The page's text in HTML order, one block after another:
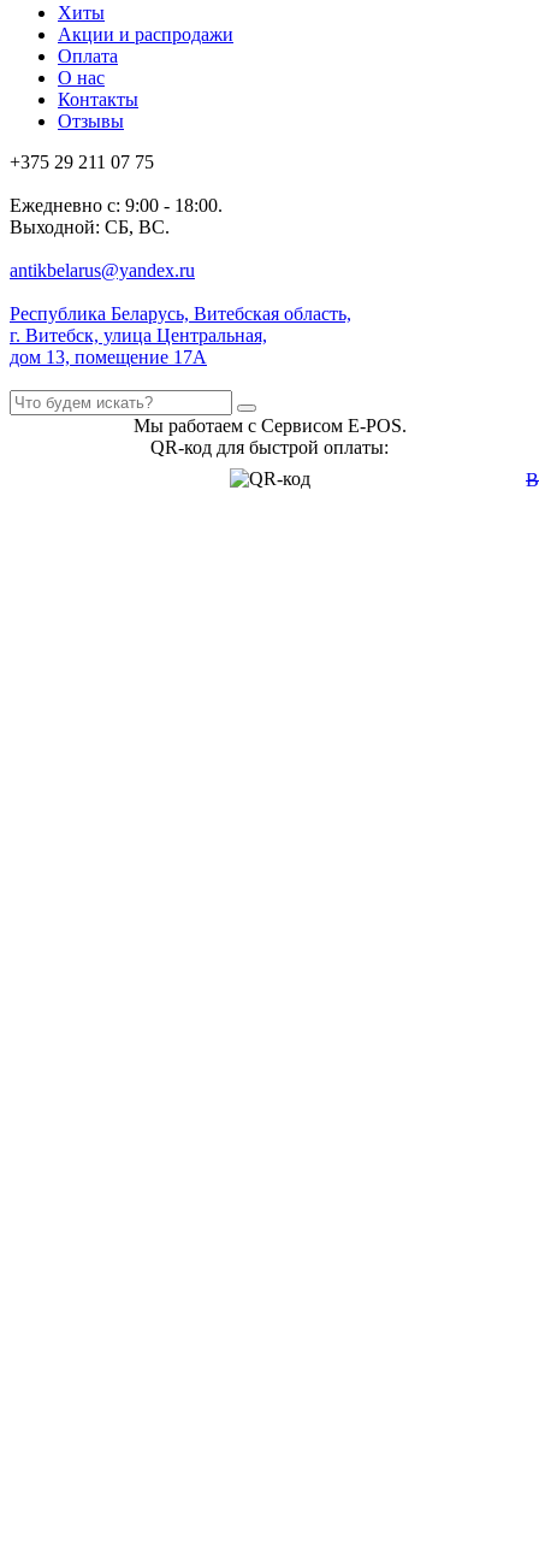
Хиты
Акции и распродажи
Оплата
О нас
Контакты
Отзывы
+375 29 211 07 75
Ежедневно с: 9:00 - 18:00.
Выходной: СБ, ВС.
antikbelarus@yandex.ru
Республика Беларусь, Витебская область,
г. Витебск, улица Центральная,
дом 13, помещение 17А
Мы работаем с Сервисом E-POS.
QR-код для быстрой оплаты: